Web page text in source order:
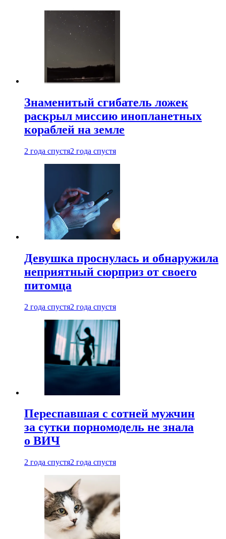
Знаменитый сгибатель ложек
раскрыл миссию инопланетных
кораблей на земле
2 года спустя2 года спустя
Девушка проснулась и обнаружила
неприятный сюрприз от своего
питомца
2 года спустя2 года спустя
Переспавшая с сотней мужчин
за сутки порномодель не знала
о ВИЧ
2 года спустя2 года спустя